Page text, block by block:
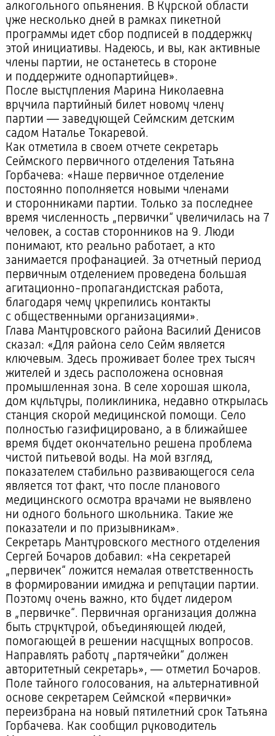
алкогольного опьянения. В Курской области
уже несколько дней в рамках пикетной
программы идет сбор подписей в поддержку
этой инициативы. Надеюсь, и вы, как активные
члены партии, не останетесь в стороне
и поддержите однопартийцев».
После выступления Марина Николаевна
вручила партийный билет новому члену
партии — заведующей Сеймским детским
садом Наталье Токаревой.
Как отметила в своем отчете секретарь
Сеймского первичного отделения Татьяна
Горбачева: «Наше первичное отделение
постоянно пополняется новыми членами
и сторонниками партии. Только за последнее
время численность „первички“ увеличилась на 7
человек, а состав сторонников на 9. Люди
понимают, кто реально работает, а кто
занимается профанацией. За отчетный период
первичным отделением проведена большая
агитационно-пропагандистская работа,
благодаря чему укрепились контакты
с общественными организациями».
Глава Мантуровского района Василий Денисов
сказал: «Для района село Сейм является
ключевым. Здесь проживает более трех тысяч
жителей и здесь расположена основная
промышленная зона. В селе хорошая школа,
дом культуры, поликлиника, недавно открылась
станция скорой медицинской помощи. Село
полностью газифицировано, а в ближайшее
время будет окончательно решена проблема
чистой питьевой воды. На мой взгляд,
показателем стабильно развивающегося села
является тот факт, что после планового
медицинского осмотра врачами не выявлено
ни одного больного школьника. Такие же
показатели и по призывникам».
Секретарь Мантуровского местного отделения
Сергей Бочаров добавил: «На секретарей
„первичек“ ложится немалая ответственность
в формировании имиджа и репутации партии.
Поэтому очень важно, кто будет лидером
в „первичке“. Первичная организация должна
быть структурой, объединяющей людей,
помогающей в решении насущных вопросов.
Направлять работу „партячейки“ должен
авторитетный секретарь», — отметил Бочаров.
Поле тайного голосования, на альтернативной
основе секретарем Сеймской «первички»
переизбрана на новый пятилетний срок Татьяна
Горбачева. Как сообщил руководитель